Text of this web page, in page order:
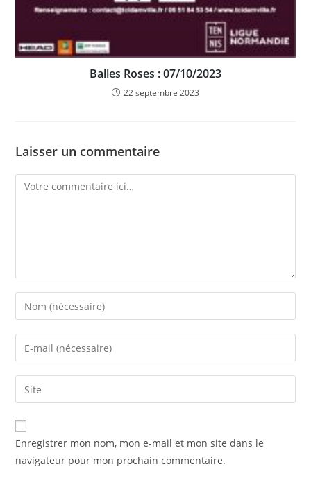
Balles Roses : 07/10/2023
22 septembre 2023
Laisser un commentaire
Comment
Enter
your
name
comment
Enter
your
email
address
comment
Saisir
l’URL
de
votre
(facultatif)
Enregistrer mon nom, mon e-mail et mon site dans le
navigateur pour mon prochain commentaire.